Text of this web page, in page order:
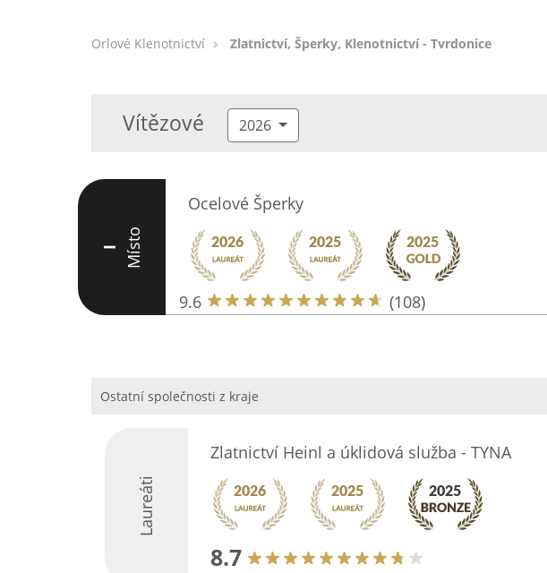
Orlové Klenotnictví Zlatnictví, Šperky, Klenotnictví - Tvrdonice
Vítězové 2026
I Místo
Ocelové Šperky
9.6 (108)
Ostatní společnosti z kraje
Laureáti
Zlatnictví Heinl a úklidová služba - TYNA
8.7